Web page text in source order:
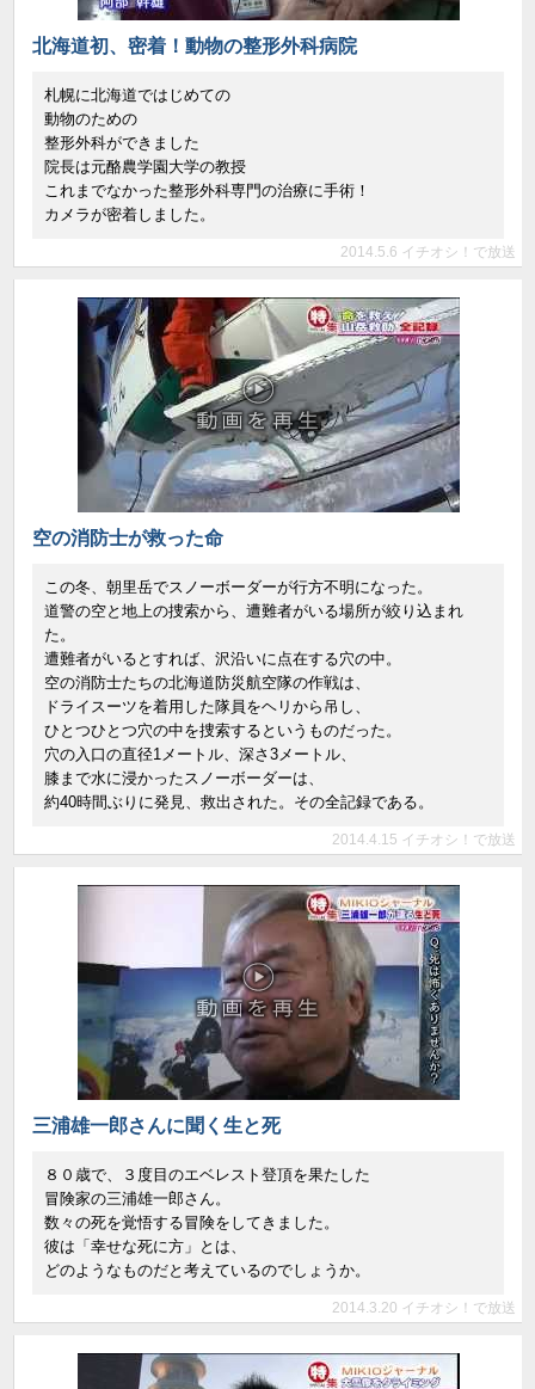
北海道初、密着！動物の整形外科病院
札幌に北海道ではじめての
動物のための
整形外科ができました
院長は元酪農学園大学の教授
これまでなかった整形外科専門の治療に手術！
カメラが密着しました。
2014.5.6 イチオシ！で放送
空の消防士が救った命
この冬、朝里岳でスノーボーダーが行方不明になった。
道警の空と地上の捜索から、遭難者がいる場所が絞り込まれ
た。
遭難者がいるとすれば、沢沿いに点在する穴の中。
空の消防士たちの北海道防災航空隊の作戦は、
ドライスーツを着用した隊員をヘリから吊し、
ひとつひとつ穴の中を捜索するというものだった。
穴の入口の直径1メートル、深さ3メートル、
膝まで水に浸かったスノーボーダーは、
約40時間ぶりに発見、救出された。その全記録である。
2014.4.15 イチオシ！で放送
三浦雄一郎さんに聞く生と死
８０歳で、３度目のエベレスト登頂を果たした
冒険家の三浦雄一郎さん。
数々の死を覚悟する冒険をしてきました。
彼は「幸せな死に方」とは、
どのようなものだと考えているのでしょうか。
2014.3.20 イチオシ！で放送